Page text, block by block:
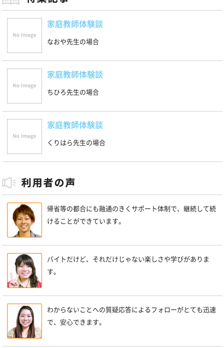
家庭教師体験談
なおや先生の場合
家庭教師体験談
ちひろ先生の場合
家庭教師体験談
くりはら先生の場合
帰省等の都合にも融通のきくサポート体制で、継続して続
けることができています。
バイトだけど、それだけじゃない楽しさや学びがありま
す。
わからないことへの質疑応答によるフォローがとても迅速
で、安心できます。